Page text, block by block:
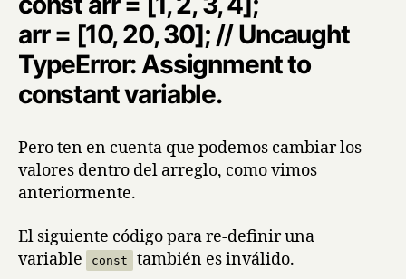
arr = [10, 20, 30]; // Uncaught
TypeError: Assignment to
constant variable.
Pero ten en cuenta que podemos cambiar los
valores dentro del arreglo, como vimos
anteriormente.
El siguiente código para re-definir una
variable
const también es inválido.